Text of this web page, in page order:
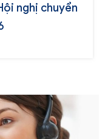
nghị chuyển